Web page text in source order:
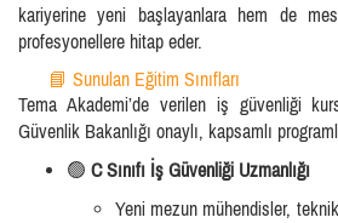
kariyerine yeni başlayanlara hem de
profesyonellere hitap eder.
📘 Sunulan Eğitim Sınıfları
Tema Akademi’de verilen iş güvenliği
Güvenlik Bakanlığı onaylı, kapsamlı
🟢 C Sınıfı İş Güvenliği Uzmanlığı
Yeni mezun mühendisler,